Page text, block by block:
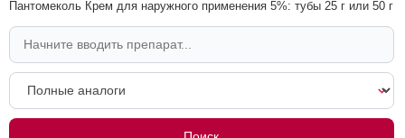
Пантомеколь Крем для наружного применения 5%: тубы 25 г или 50 г